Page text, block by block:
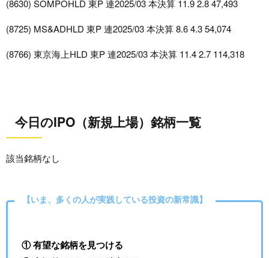
(8630) SOMPOHLD 東P 連2025/03 本決算 11.9 2.8 47,493
(8725) MS&ADHLD 東P 連2025/03 本決算 8.6 4.3 54,074
(8766) 東京海上HLD 東P 連2025/03 本決算 11.4 2.7 114,318
今日のIPO（新規上場）銘柄一覧
該当銘柄なし
【いま、多くの人が実践している投資の新常識】
① 有望な銘柄を見つける